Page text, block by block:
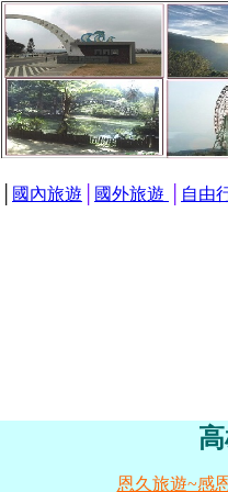
國內旅遊 國外旅遊 自由
恩久旅遊~感